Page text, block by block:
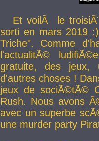
Et voilÃ le
sorti en mars 2019
Triche". Comme
l'actualitÃ©
gratuite, des jeux,
d'autres choses !
jeux de sociÃ©tÃ©
Rush. Nous avons
avec un superbe
une murder party